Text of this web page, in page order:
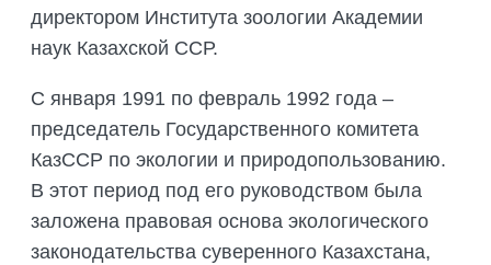
директором Института зоологии Академии
наук Казахской ССР.
С января 1991 по февраль 1992 года –
председатель Государственного комитета
КазССР по экологии и природопользованию.
В этот период под его руководством была
заложена правовая основа экологического
законодательства суверенного Казахстана,